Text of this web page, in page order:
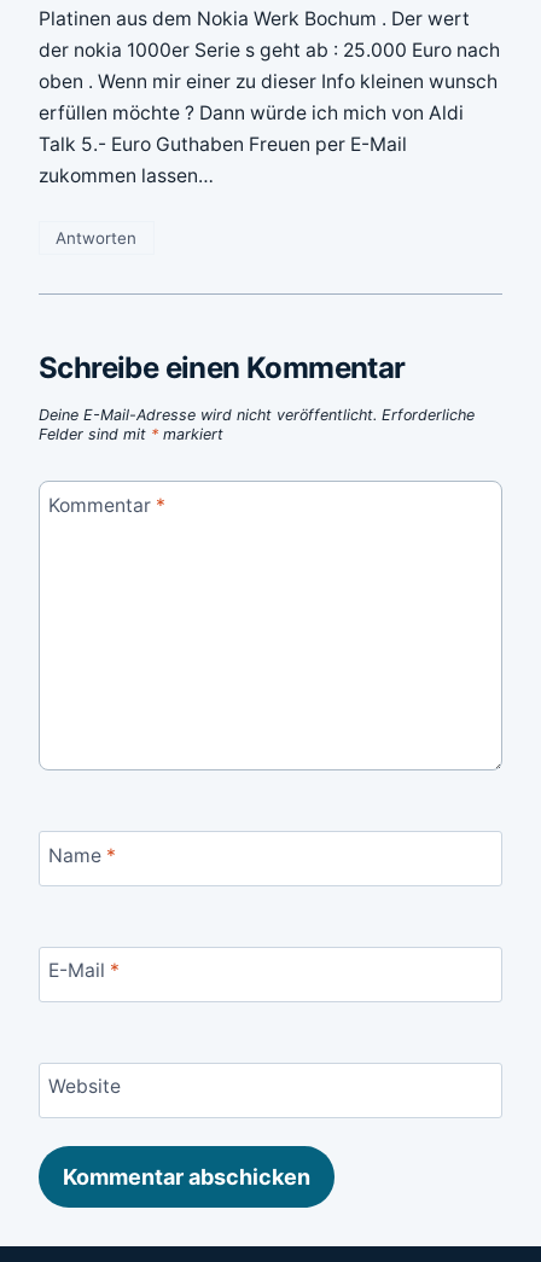
Platinen aus dem Nokia Werk Bochum . Der wert
der nokia 1000er Serie s geht ab : 25.000 Euro nach
oben . Wenn mir einer zu dieser Info kleinen wunsch
erfüllen möchte ? Dann würde ich mich von Aldi
Talk 5.- Euro Guthaben Freuen per E-Mail
zukommen lassen…
Antworten
Schreibe einen Kommentar
Deine E-Mail-Adresse wird nicht veröffentlicht. Erforderliche
Felder sind mit * markiert
Kommentar *
Name *
E-Mail *
Website